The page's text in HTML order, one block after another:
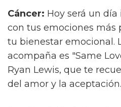
Cáncer: Hoy será un
con tus emociones más
tu bienestar emocional.
acompaña es "Same
Ryan Lewis, que te
del amor y la aceptación.